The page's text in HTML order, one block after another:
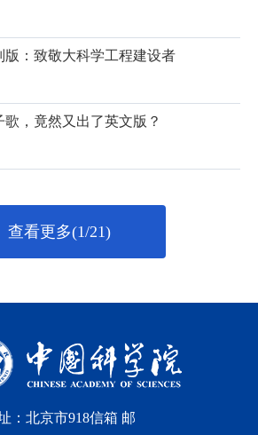
版：致敬大科学工程建设者
，竟然又出了英文版？
查看更多(1/21)
：北京市918信箱 邮